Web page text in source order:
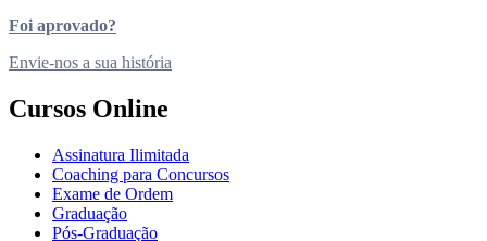
Foi aprovado?
Envie-nos a sua história
Cursos Online
Assinatura Ilimitada
Coaching para Concursos
Exame de Ordem
Graduação
Pós-Graduação